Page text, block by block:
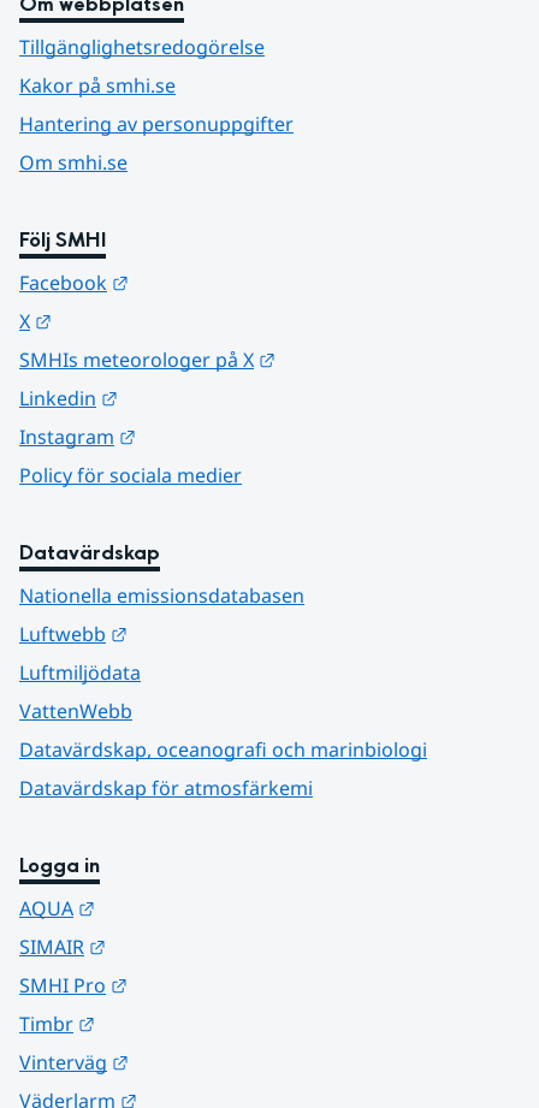
Tillgänglighetsredogörelse
Kakor på smhi.se
Hantering av personuppgifter
Om smhi.se
Följ SMHI
Facebook
X
SMHIs meteorologer på X
Linkedin
Instagram
Policy för sociala medier
Datavärdskap
Nationella emissionsdatabasen
Luftwebb
Luftmiljödata
VattenWebb
Datavärdskap, oceanografi och marinbiologi
Datavärdskap för atmosfärkemi
Logga in
AQUA
SIMAIR
SMHI Pro
Timbr
Vinterväg
Väderlarm